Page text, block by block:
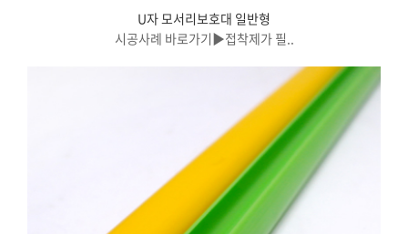
U자 모서리보호대 일반형
시공사례 바로가기▶접착제가 필..